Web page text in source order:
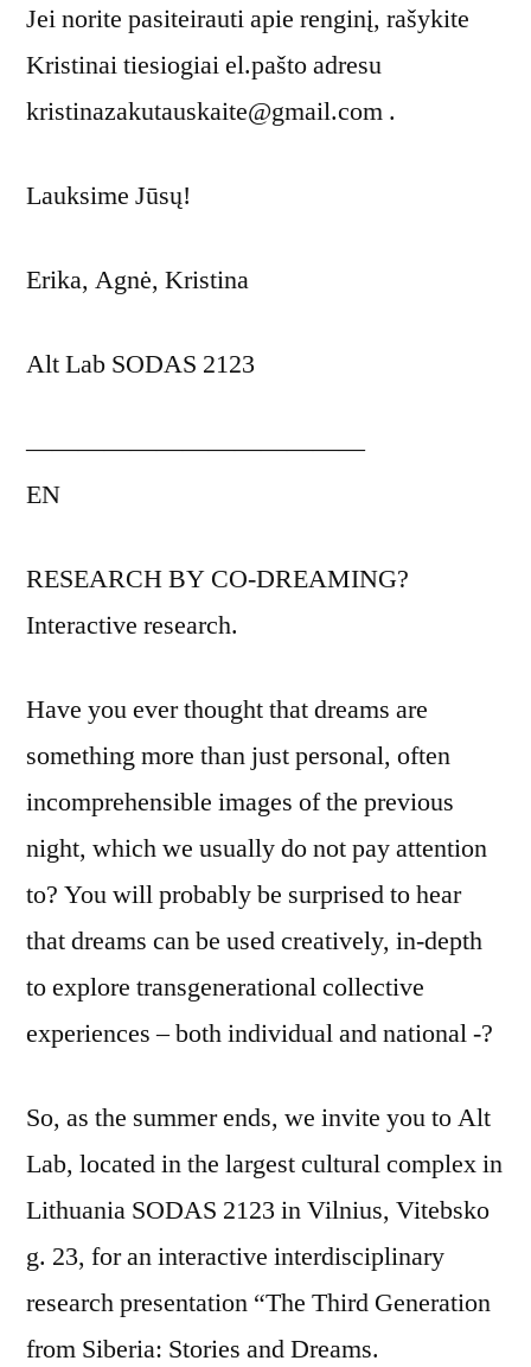
Jei norite pasiteirauti apie renginį, rašykite
Kristinai tiesiogiai el.pašto adresu
kristinazakutauskaite@gmail.com .
Lauksime Jūsų!
Erika, Agnė, Kristina
Alt Lab SODAS 2123
—————————————
EN
RESEARCH BY CO-DREAMING?
Interactive research.
Have you ever thought that dreams are
something more than just personal, often
incomprehensible images of the previous
night, which we usually do not pay attention
to? You will probably be surprised to hear
that dreams can be used creatively, in-depth
to explore transgenerational collective
experiences – both individual and national -?
So, as the summer ends, we invite you to Alt
Lab, located in the largest cultural complex in
Lithuania SODAS 2123 in Vilnius, Vitebsko
g. 23, for an interactive interdisciplinary
research presentation “The Third Generation
from Siberia: Stories and Dreams.